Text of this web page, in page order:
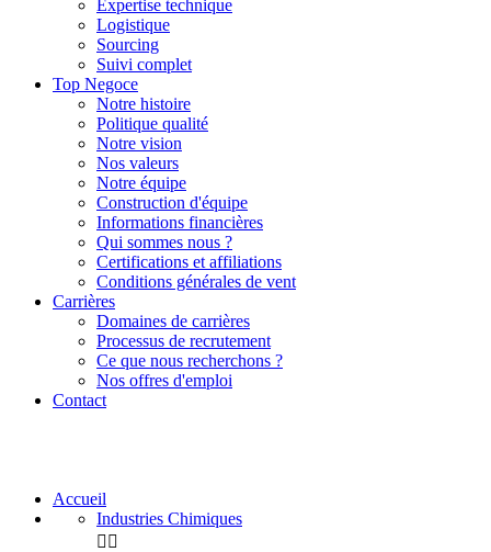
Expertise technique
Logistique
Sourcing
Suivi complet
Top Negoce
Notre histoire
Politique qualité
Notre vision
Nos valeurs
Notre équipe
Construction d'équipe
Informations financières
Qui sommes nous ?
Certifications et affiliations
Conditions générales de vent
Carrières
Domaines de carrières
Processus de recrutement
Ce que nous recherchons ?
Nos offres d'emploi
Contact
Accueil
Industries Chimiques
 